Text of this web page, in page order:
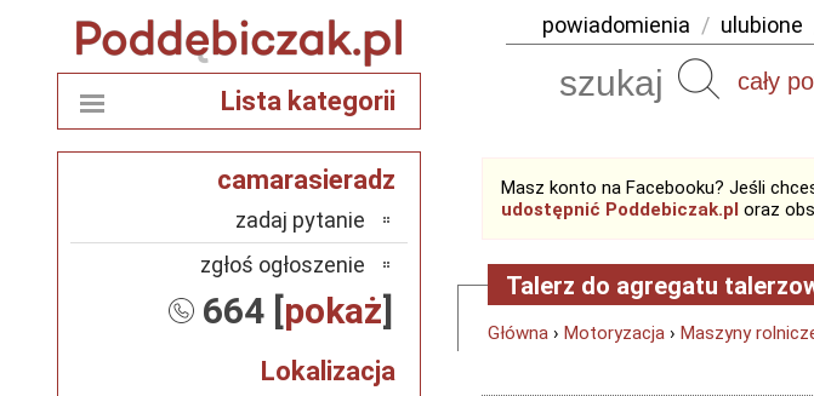
powiadomienia / ulubione
Szukaj
Masz konto na Facebooku? Jeśli
udostępnić Poddebiczak.pl oraz
Talerz do agregatu
Główna › Motoryzacja › Maszyny
Lista kategorii
camarasieradz
zadaj pytanie
zgłoś ogłoszenie
664 [pokaż]
Lokalizacja